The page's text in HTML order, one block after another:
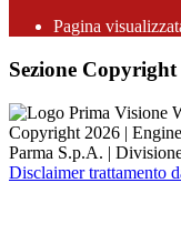
Pagina
Sezione Copyright
Copyright 2026 |
Parma S.p.A. |
Disclaimer trattamento